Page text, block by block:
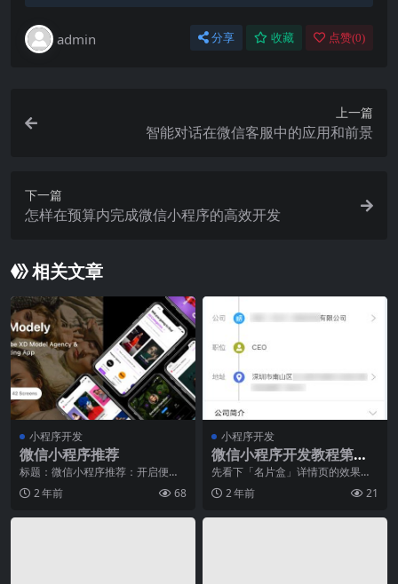
admin 分享 收藏 点赞(0)
上一篇
智能对话在微信客服中的应用和前景
下一篇
怎样在预算内完成微信小程序的高效开发
相关文章
小程序开发
微信小程序推荐
标题：微信小程序推荐：开启便捷
生活的新时代随着科技的不断进步
和人们对便利性的追求
2 年前 68
小程序开发
微信小程序开发教程第五
章：名片夹详情页开发
先看下「名片盒」详情页的效果
图：备注下大致需求：顶部背后是
轮播图，二维码按钮弹出
2 年前 21